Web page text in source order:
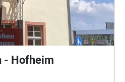
Projekt wird gefördert von
Kulturfonds Frankfurt
der Memory Spots und ihre
Marktplatz 1 "Klöckner
Lager
48 Lager im
Alter Weg Die
- Hofheim